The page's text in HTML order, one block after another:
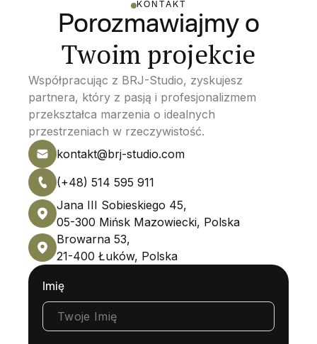
KONTAKT
Porozmawiajmy o
Twoim projekcie
Współpracując z BRJ-Studio, zyskujesz
partnera, który z pasją i profesjonalizmem
przekształca marzenia o idealnych
przestrzeniach w rzeczywistość.
kontakt@brj-studio.com
(+48) 514 595 911
Jana III Sobieskiego 45,
05-300 Mińsk Mazowiecki, Polska
Browarna 53,
21-400 Łuków, Polska
Imię